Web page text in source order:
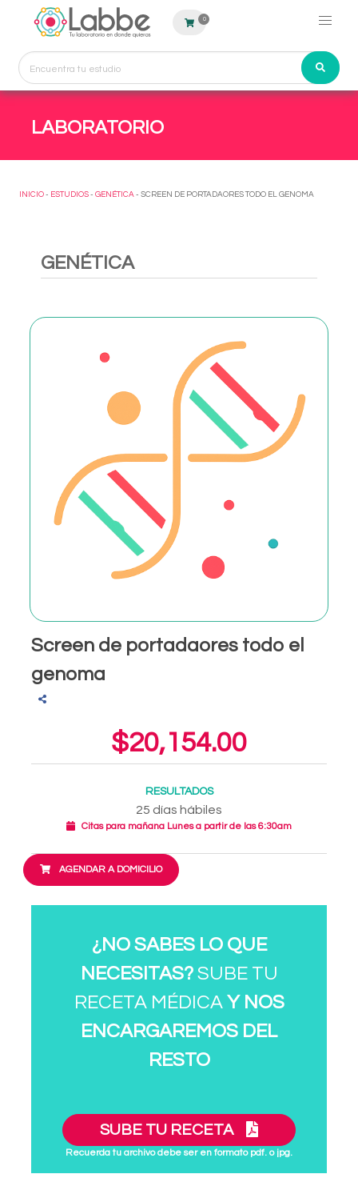
0
LABORATORIO
INICIO - ESTUDIOS - GENÉTICA - SCREEN DE PORTADAORES TODO EL GENOMA
GENÉTICA
Screen de portadaores todo el
genoma
$20,154.00
RESULTADOS
25 días hábiles
Citas para mañana Lunes a partir de las 6:30am
AGENDAR A DOMICILIO
¿NO SABES LO QUE
NECESITAS?SUBE TU
RECETA MÉDICA Y NOS
ENCARGAREMOS DEL
RESTO
SUBE TU RECETA
Recuerda tu archivo debe ser en formato pdf. o jpg.